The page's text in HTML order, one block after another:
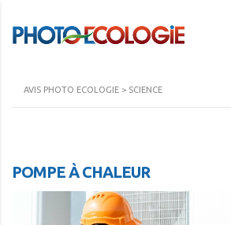
AVIS PHOTO ECOLOGIE > SCIENCE
POMPE À CHALEUR